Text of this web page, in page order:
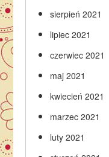
sierpień 2021
lipiec 2021
czerwiec 2021
maj 2021
kwiecień 2021
marzec 2021
luty 2021